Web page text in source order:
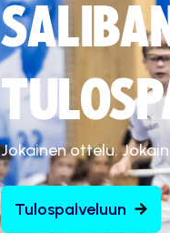
Jokainen ottelu.
Tulospalveluun